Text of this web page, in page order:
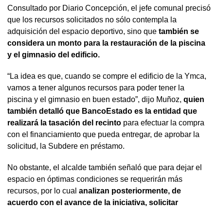
Consultado por Diario Concepción, el jefe comunal precisó
que los recursos solicitados no sólo contempla la
adquisición del espacio deportivo, sino que también se
considera un monto para la restauración de la piscina
y el gimnasio del edificio.
“La idea es que, cuando se compre el edificio de la Ymca,
vamos a tener algunos recursos para poder tener la
piscina y el gimnasio en buen estado”, dijo Muñoz, quien
también detalló que BancoEstado es la entidad que
realizará la tasación del recinto para efectuar la compra
con el financiamiento que pueda entregar, de aprobar la
solicitud, la Subdere en préstamo.
No obstante, el alcalde también señaló que para dejar el
espacio en óptimas condiciones se requerirán más
recursos, por lo cual analizan posteriormente, de
acuerdo con el avance de la iniciativa, solicitar